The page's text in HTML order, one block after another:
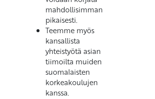
mahdollisimman
pikaisesti.
Teemme myös
kansallista
yhteistyötä asian
tiimoilta muiden
suomalaisten
korkeakoulujen
kanssa.